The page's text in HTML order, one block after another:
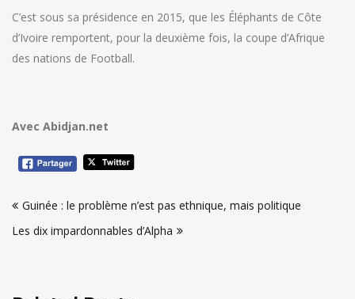
C’est sous sa présidence en 2015, que les Éléphants de Côte
d’Ivoire remportent, pour la deuxième fois, la coupe d’Afrique
des nations de Football.
Avec Abidjan.net
de
l’article
Guinée : le problème n’est pas ethnique, mais politique
Les dix impardonnables d’Alpha